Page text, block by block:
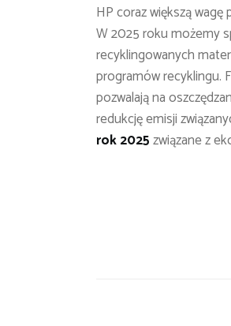
HP coraz większą
W 2025 roku możemy
recyklingowanych
programów recyklingu.
pozwalają na
redukcję emisji
rok 2025związane z